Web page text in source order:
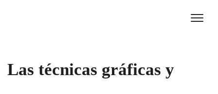
Las técnicas gráficas y